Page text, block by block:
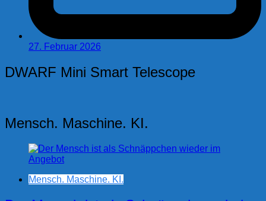
27. Februar 2026
DWARF Mini Smart Telescope
Mensch. Maschine. KI.
Mensch. Maschine. KI.